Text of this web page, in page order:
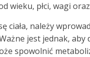
wieku, płci, wagi
ciała, należy
jest jednak, aby
spowolnić